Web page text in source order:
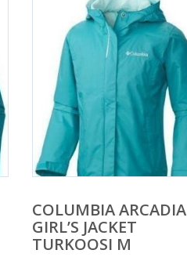
COLUMBIA ARCADIA
GIRL’S JACKET
TURKOOSI M